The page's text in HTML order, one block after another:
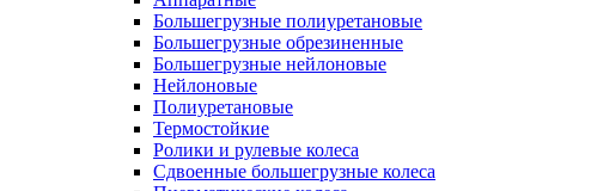
Большегрузные полиуретановые
Большегрузные обрезиненные
Большегрузные нейлоновые
Нейлоновые
Полиуретановые
Термостойкие
Ролики и рулевые колеса
Сдвоенные большегрузные колеса